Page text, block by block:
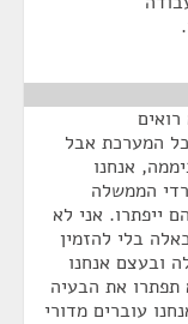
המערכת אבל
שנים, 25 שעות ביממה, אנחנו
הממשלה
ייפתרו. אני לא
בלי להזמין
ובעצם אנחנו
תפתרו את הבעיה
עוברים מדורי